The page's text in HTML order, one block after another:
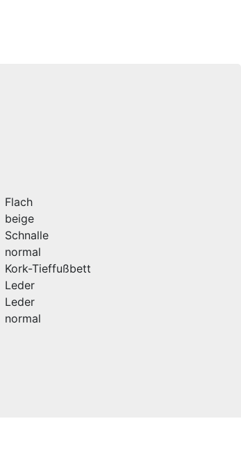
Flach
beige
Schnalle
normal
Kork-Tieffußbett
Leder
Leder
normal